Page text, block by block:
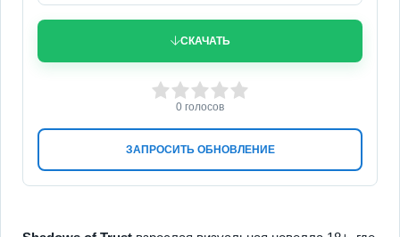
СКАЧАТЬ
ЗАПРОСИТЬ ОБНОВЛЕНИЕ
3 4 5
0 голосов